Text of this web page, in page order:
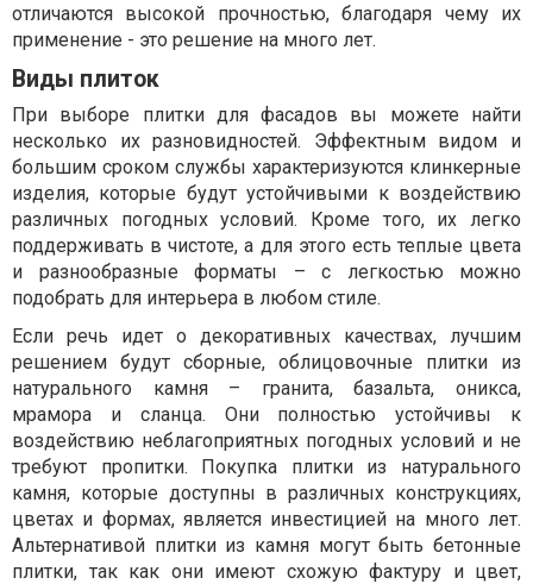
отличаются высокой прочностью, благодаря чему их
применение - это решение на много лет.
Виды плиток
При выборе плитки для фасадов вы можете найти
несколько их разновидностей. Эффектным видом и
большим сроком службы характеризуются клинкерные
изделия, которые будут устойчивыми к воздействию
различных погодных условий. Кроме того, их легко
поддерживать в чистоте, а для этого есть теплые цвета
и разнообразные форматы – с легкостью можно
подобрать для интерьера в любом стиле.
Если речь идет о декоративных качествах, лучшим
решением будут сборные, облицовочные плитки из
натурального камня – гранита, базальта, оникса,
мрамора и сланца. Они полностью устойчивы к
воздействию неблагоприятных погодных условий и не
требуют пропитки. Покупка плитки из натурального
камня, которые доступны в различных конструкциях,
цветах и формах, является инвестицией на много лет.
Альтернативой плитки из камня могут быть бетонные
плитки, так как они имеют схожую фактуру и цвет,